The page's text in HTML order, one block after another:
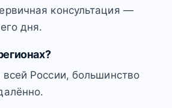
консультация —
дня.
России, большинство